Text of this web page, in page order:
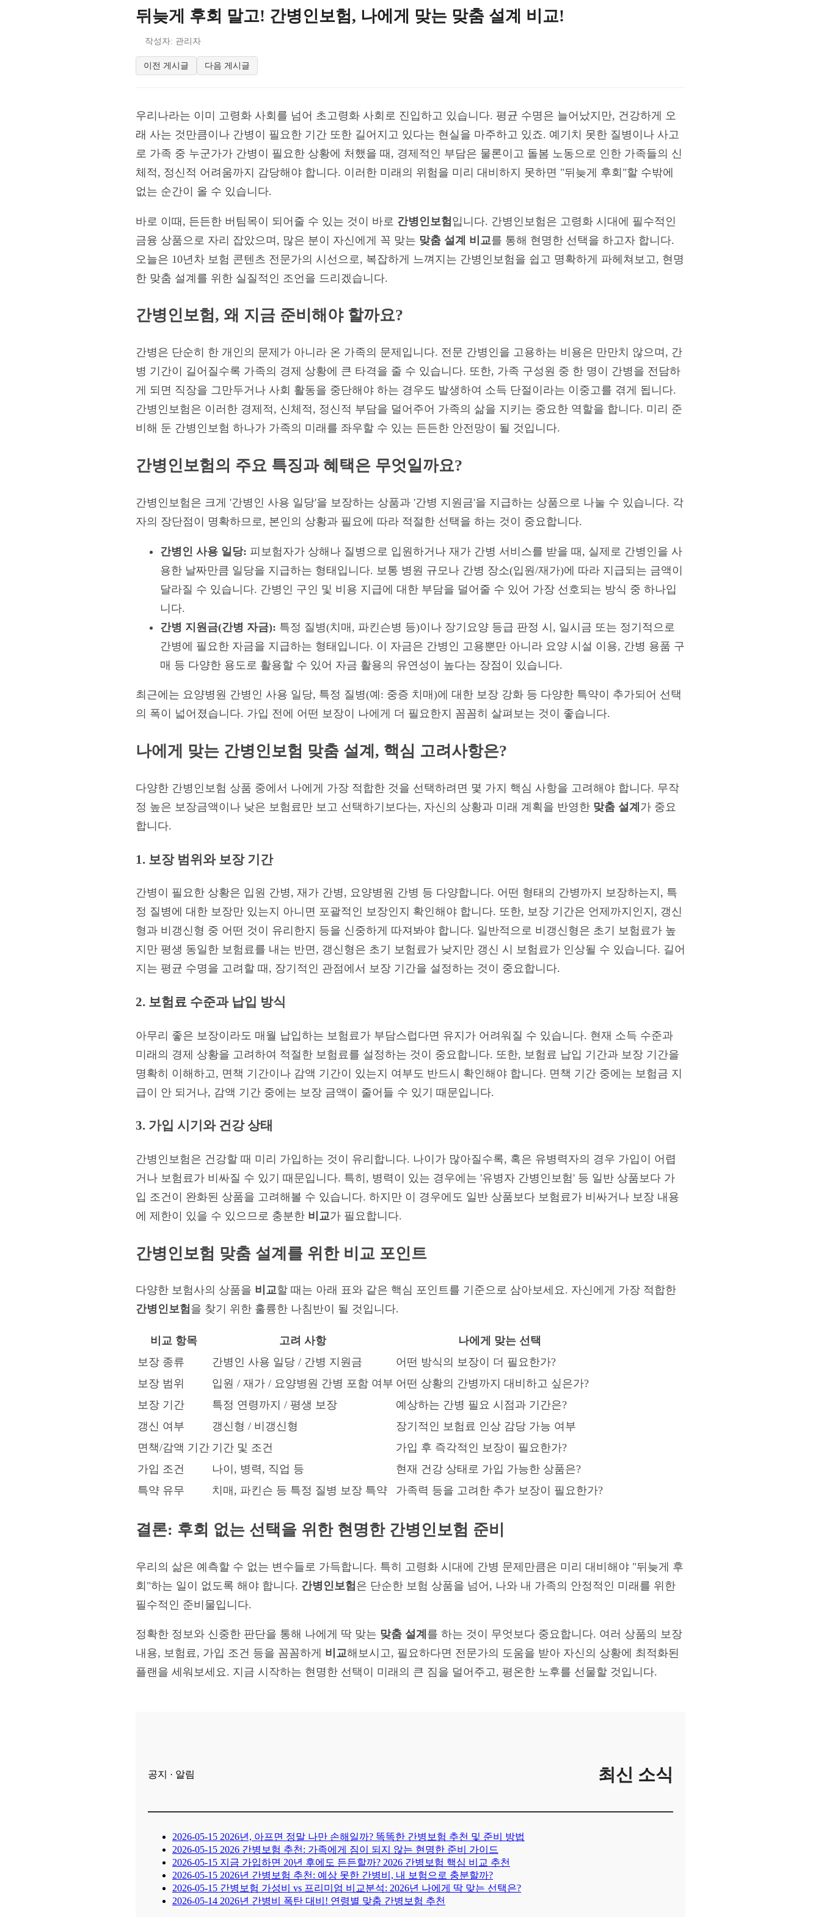
뒤늦게 후회 말고! 간병인보험, 나에게 맞는 맞춤 설계 비교!
작성자: 관리자
이전 게시글 다음 게시글
우리나라는 이미 고령화 사회를 넘어 초고령화 사회로 진입하고 있습니다. 평균 수명은 늘어났지만, 건강하게 오
래 사는 것만큼이나 간병이 필요한 기간 또한 길어지고 있다는 현실을 마주하고 있죠. 예기치 못한 질병이나 사고
로 가족 중 누군가가 간병이 필요한 상황에 처했을 때, 경제적인 부담은 물론이고 돌봄 노동으로 인한 가족들의 신
체적, 정신적 어려움까지 감당해야 합니다. 이러한 미래의 위험을 미리 대비하지 못하면 "뒤늦게 후회"할 수밖에
없는 순간이 올 수 있습니다.
바로 이때, 든든한 버팀목이 되어줄 수 있는 것이 바로 간병인보험입니다. 간병인보험은 고령화 시대에 필수적인
금융 상품으로 자리 잡았으며, 많은 분이 자신에게 꼭 맞는 맞춤 설계 비교를 통해 현명한 선택을 하고자 합니다.
오늘은 10년차 보험 콘텐츠 전문가의 시선으로, 복잡하게 느껴지는 간병인보험을 쉽고 명확하게 파헤쳐보고, 현명
한 맞춤 설계를 위한 실질적인 조언을 드리겠습니다.
간병인보험, 왜 지금 준비해야 할까요?
간병은 단순히 한 개인의 문제가 아니라 온 가족의 문제입니다. 전문 간병인을 고용하는 비용은 만만치 않으며, 간
병 기간이 길어질수록 가족의 경제 상황에 큰 타격을 줄 수 있습니다. 또한, 가족 구성원 중 한 명이 간병을 전담하
게 되면 직장을 그만두거나 사회 활동을 중단해야 하는 경우도 발생하여 소득 단절이라는 이중고를 겪게 됩니다.
간병인보험은 이러한 경제적, 신체적, 정신적 부담을 덜어주어 가족의 삶을 지키는 중요한 역할을 합니다. 미리 준
비해 둔 간병인보험 하나가 가족의 미래를 좌우할 수 있는 든든한 안전망이 될 것입니다.
간병인보험의 주요 특징과 혜택은 무엇일까요?
간병인보험은 크게 '간병인 사용 일당'을 보장하는 상품과 '간병 지원금'을 지급하는 상품으로 나눌 수 있습니다. 각
자의 장단점이 명확하므로, 본인의 상황과 필요에 따라 적절한 선택을 하는 것이 중요합니다.
간병인 사용 일당: 피보험자가 상해나 질병으로 입원하거나 재가 간병 서비스를 받을 때, 실제로 간병인을 사
용한 날짜만큼 일당을 지급하는 형태입니다. 보통 병원 규모나 간병 장소(입원/재가)에 따라 지급되는 금액이
달라질 수 있습니다. 간병인 구인 및 비용 지급에 대한 부담을 덜어줄 수 있어 가장 선호되는 방식 중 하나입
니다.
간병 지원금(간병 자금): 특정 질병(치매, 파킨슨병 등)이나 장기요양 등급 판정 시, 일시금 또는 정기적으로
간병에 필요한 자금을 지급하는 형태입니다. 이 자금은 간병인 고용뿐만 아니라 요양 시설 이용, 간병 용품 구
매 등 다양한 용도로 활용할 수 있어 자금 활용의 유연성이 높다는 장점이 있습니다.
최근에는 요양병원 간병인 사용 일당, 특정 질병(예: 중증 치매)에 대한 보장 강화 등 다양한 특약이 추가되어 선택
의 폭이 넓어졌습니다. 가입 전에 어떤 보장이 나에게 더 필요한지 꼼꼼히 살펴보는 것이 좋습니다.
나에게 맞는 간병인보험 맞춤 설계, 핵심 고려사항은?
다양한 간병인보험 상품 중에서 나에게 가장 적합한 것을 선택하려면 몇 가지 핵심 사항을 고려해야 합니다. 무작
정 높은 보장금액이나 낮은 보험료만 보고 선택하기보다는, 자신의 상황과 미래 계획을 반영한 맞춤 설계 가 중요
합니다.
1. 보장 범위와 보장 기간
간병이 필요한 상황은 입원 간병, 재가 간병, 요양병원 간병 등 다양합니다. 어떤 형태의 간병까지 보장하는지, 특
정 질병에 대한 보장만 있는지 아니면 포괄적인 보장인지 확인해야 합니다. 또한, 보장 기간은 언제까지인지, 갱신
형과 비갱신형 중 어떤 것이 유리한지 등을 신중하게 따져봐야 합니다. 일반적으로 비갱신형은 초기 보험료가 높
지만 평생 동일한 보험료를 내는 반면, 갱신형은 초기 보험료가 낮지만 갱신 시 보험료가 인상될 수 있습니다. 길어
지는 평균 수명을 고려할 때, 장기적인 관점에서 보장 기간을 설정하는 것이 중요합니다.
2. 보험료 수준과 납입 방식
아무리 좋은 보장이라도 매월 납입하는 보험료가 부담스럽다면 유지가 어려워질 수 있습니다. 현재 소득 수준과
미래의 경제 상황을 고려하여 적절한 보험료를 설정하는 것이 중요합니다. 또한, 보험료 납입 기간과 보장 기간을
명확히 이해하고, 면책 기간이나 감액 기간이 있는지 여부도 반드시 확인해야 합니다. 면책 기간 중에는 보험금 지
급이 안 되거나, 감액 기간 중에는 보장 금액이 줄어들 수 있기 때문입니다.
3. 가입 시기와 건강 상태
간병인보험은 건강할 때 미리 가입하는 것이 유리합니다. 나이가 많아질수록, 혹은 유병력자의 경우 가입이 어렵
거나 보험료가 비싸질 수 있기 때문입니다. 특히, 병력이 있는 경우에는 '유병자 간병인보험' 등 일반 상품보다 가
입 조건이 완화된 상품을 고려해볼 수 있습니다. 하지만 이 경우에도 일반 상품보다 보험료가 비싸거나 보장 내용
에 제한이 있을 수 있으므로 충분한 비교가 필요합니다.
간병인보험 맞춤 설계를 위한 비교 포인트
다양한 보험사의 상품을 비교할 때는 아래 표와 같은 핵심 포인트를 기준으로 삼아보세요. 자신에게 가장 적합한
간병인보험을 찾기 위한 훌륭한 나침반이 될 것입니다.
비교 항목 고려 사항
나에게 맞는 선택
보장 종류
간병인 사용 일당 / 간병 지원금
어떤 방식의 보장이 더 필요한가?
보장 범위
입원 / 재가 / 요양병원 간병 포함 여부 어떤 상황의 간병까지 대비하고 싶은가?
보장 기간
특정 연령까지 / 평생 보장
예상하는 간병 필요 시점과 기간은?
갱신 여부
갱신형 / 비갱신형
장기적인 보험료 인상 감당 가능 여부
면책/감액 기간 기간 및 조건
가입 후 즉각적인 보장이 필요한가?
가입 조건
나이, 병력, 직업 등
현재 건강 상태로 가입 가능한 상품은?
특약 유무
치매, 파킨슨 등 특정 질병 보장 특약 가족력 등을 고려한 추가 보장이 필요한가?
결론: 후회 없는 선택을 위한 현명한 간병인보험 준비
우리의 삶은 예측할 수 없는 변수들로 가득합니다. 특히 고령화 시대에 간병 문제만큼은 미리 대비해야 "뒤늦게 후
회"하는 일이 없도록 해야 합니다. 간병인보험은 단순한 보험 상품을 넘어, 나와 내 가족의 안정적인 미래를 위한
필수적인 준비물입니다.
정확한 정보와 신중한 판단을 통해 나에게 딱 맞는 맞춤 설계 를 하는 것이 무엇보다 중요합니다. 여러 상품의 보장
내용, 보험료, 가입 조건 등을 꼼꼼하게 비교해보시고, 필요하다면 전문가의 도움을 받아 자신의 상황에 최적화된
플랜을 세워보세요. 지금 시작하는 현명한 선택이 미래의 큰 짐을 덜어주고, 평온한 노후를 선물할 것입니다.
공지 · 알림 최신 소식
2026-05-15 2026년, 아프면 정말 나만 손해일까? 똑똑한 간병보험 추천 및 준비 방법
2026-05-15 2026 간병보험 추천: 가족에게 짐이 되지 않는 현명한 준비 가이드
2026-05-15 지금 가입하면 20년 후에도 든든할까? 2026 간병보험 핵심 비교 추천
2026-05-15 2026년 간병보험 추천: 예상 못한 간병비, 내 보험으로 충분할까?
2026-05-15 간병보험 가성비 vs 프리미엄 비교분석: 2026년 나에게 딱 맞는 선택은?
2026-05-14 2026년 간병비 폭탄 대비! 연령별 맞춤 간병보험 추천